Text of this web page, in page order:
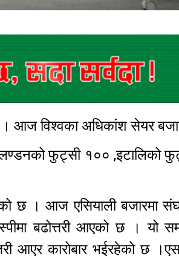
। आज विश्वका अधिकांश सेयर
फुट्सी १०० ,इटालिको
छ । आज एसियाली बजारमा
बढोत्तरी आएको छ । यो
आएर कारोबार भईरहेको छ